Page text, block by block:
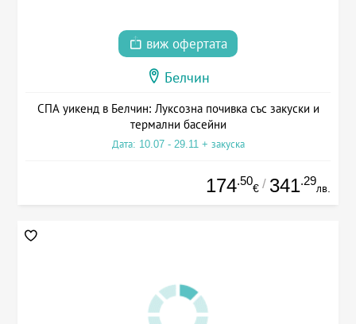
виж офертата
Белчин
СПА уикенд в Белчин: Луксозна почивка със закуски и
термални басейни
Дата: 10.07 - 29.11 + закуска
174.50
€ / 341.29
лв.